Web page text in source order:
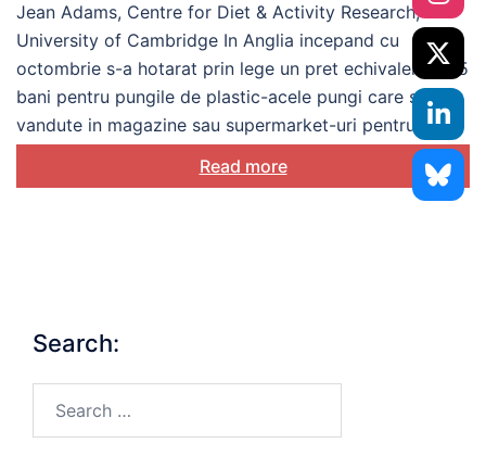
comportamentelor de
sanatate
Jean Adams, Centre for Diet & Activity Research,
University of Cambridge In Anglia incepand cu
octombrie s-a hotarat prin lege un pret echivalent cu 5
bani pentru pungile de plastic-acele pungi care sunt
vandute in magazine sau supermarket-uri pentru a […]
Read more
Search: